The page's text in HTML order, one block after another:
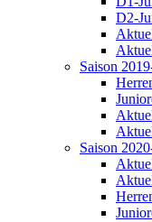
D2-
Saison
Saison